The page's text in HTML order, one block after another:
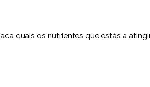
quais os nutrientes que estás a